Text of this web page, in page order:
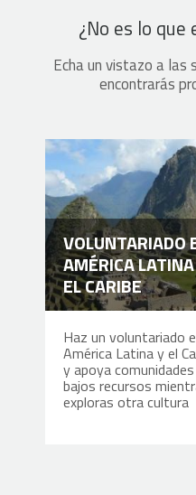
¿No es lo que
Echa un vistazo a las
encontrarás
VOLUNTARIADO
AMÉRICA
EL CARIBE
Haz un voluntariado
América Latina y el
y apoya
bajos recursos
exploras otra cultura